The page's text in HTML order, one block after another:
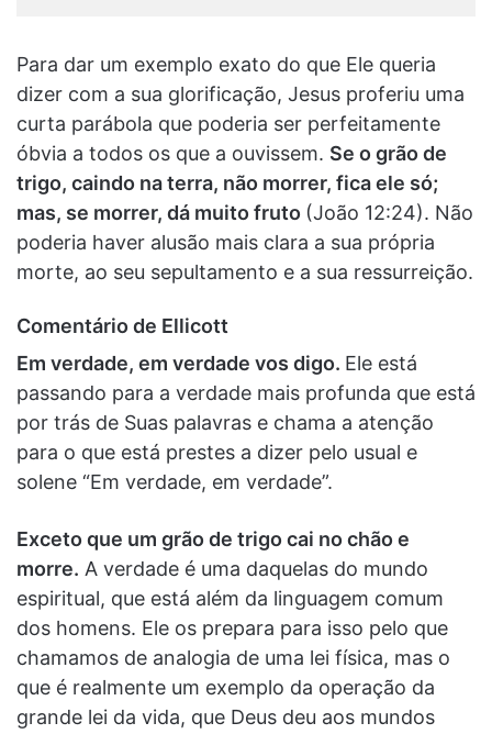
Para dar um exemplo exato do que Ele queria
dizer com a sua glorificação, Jesus proferiu uma
curta parábola que poderia ser perfeitamente
óbvia a todos os que a ouvissem. Se o grão de
trigo, caindo na terra, não morrer, fica ele só;
mas, se morrer, dá muito fruto (João 12:24). Não
poderia haver alusão mais clara a sua própria
morte, ao seu sepultamento e a sua ressurreição.
Comentário de Ellicott
Em verdade, em verdade vos digo. Ele está
passando para a verdade mais profunda que está
por trás de Suas palavras e chama a atenção
para o que está prestes a dizer pelo usual e
solene “Em verdade, em verdade”.
Exceto que um grão de trigo cai no chão e
morre. A verdade é uma daquelas do mundo
espiritual, que está além da linguagem comum
dos homens. Ele os prepara para isso pelo que
chamamos de analogia de uma lei física, mas o
que é realmente um exemplo da operação da
grande lei da vida, que Deus deu aos mundos